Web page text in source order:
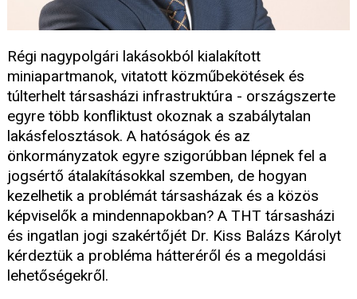
Régi nagypolgári lakásokból kialakított
miniapartmanok, vitatott közműbekötések és
túlterhelt társasházi infrastruktúra - országszerte
egyre több konfliktust okoznak a szabálytalan
lakásfelosztások. A hatóságok és az
önkormányzatok egyre szigorúbban lépnek fel a
jogsértő átalakításokkal szemben, de hogyan
kezelhetik a problémát társasházak és a közös
képviselők a mindennapokban? A THT társasházi
és ingatlan jogi szakértőjét Dr. Kiss Balázs Károlyt
kérdeztük a probléma hátteréről és a megoldási
lehetőségekről.